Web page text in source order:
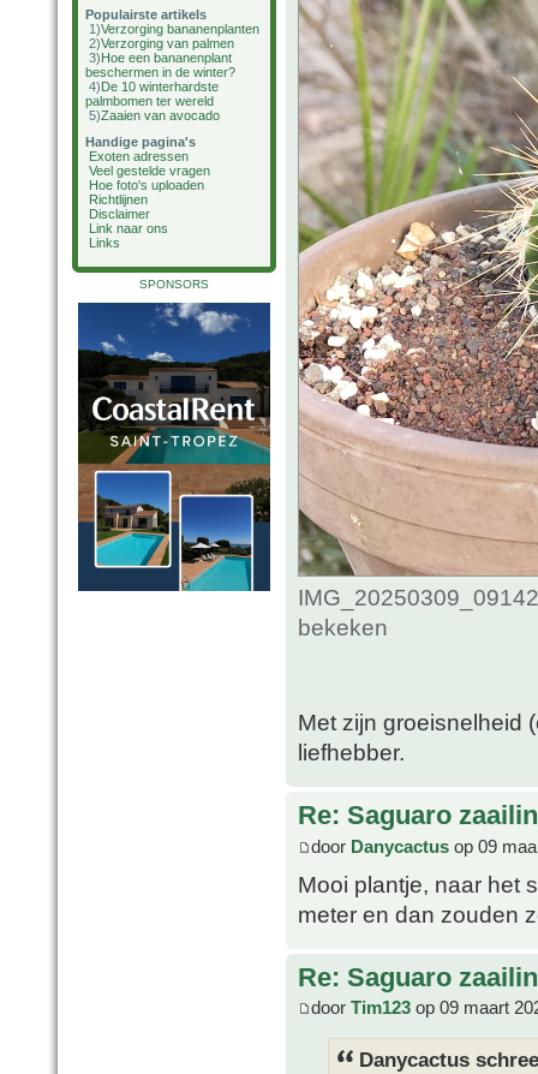
Populairste artikels
1)Verzorging bananenplanten
2)Verzorging van palmen
3)Hoe een bananenplant
beschermen in de winter?
4)De 10 winterhardste
palmbomen ter wereld
5)Zaaien van avocado
Handige pagina's
Exoten adressen
Veel gestelde vragen
Hoe foto's uploaden
Richtlijnen
Disclaimer
Link naar ons
Links
SPONSORS
bekeken
Met zijn groeisnelheid
liefhebber.
Re: Saguaro
door Danycactus op 09
Mooi plantje, naar het
meter en dan zouden
Re: Saguaro
door Tim123 op 09 maart
Danycactus